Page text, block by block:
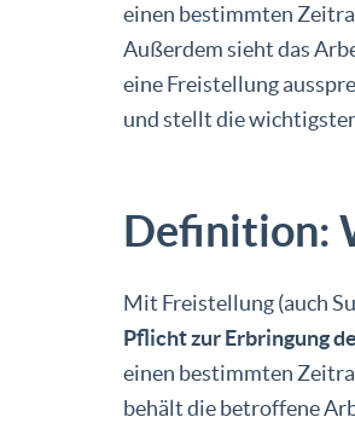
einen bestimmten
Außerdem sieht das
eine Freistellung
und stellt die
Definition:
Mit Freistellung (auch
Pflicht zur Erbringung
einen bestimmten
behält die betroffene